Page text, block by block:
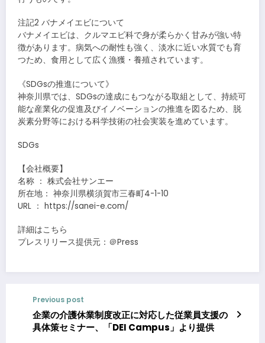
注記2 バナメイエビについて
バナメイエビは、クルマエビ科で身が柔らかく甘みが強い特
徴があります。病気への耐性も強く、淡水に近い水質でも育
つため、食用として広く漁獲・養殖されています。
《SDGsの推進について》
神奈川県では、SDGsの達成にもつながる取組として、持続可
能な産業化の促進及びイノベーションの推進を図るため、脱
炭素分野等における科学技術の社会実装を進めています。
SDGs
【会社概要】
名称 ： 株式会社サンエー
所在地： 神奈川県横須賀市三春町4-1-10
URL ： https://sanei-e.com/
詳細はこちら
プレスリリース提供元：＠Press
Previous post
企業の介護休業制度改正に対応した従業員支援の
具体策セミナー、「DEI Campus」より提供